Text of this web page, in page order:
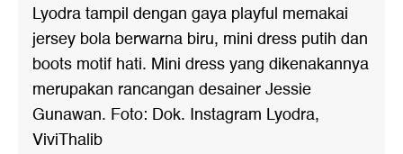
Lyodra tampil dengan gaya playful memakai
jersey bola berwarna biru, mini dress putih dan
boots motif hati. Mini dress yang dikenakannya
merupakan rancangan desainer Jessie
Gunawan. Foto: Dok. Instagram Lyodra,
ViviThalib